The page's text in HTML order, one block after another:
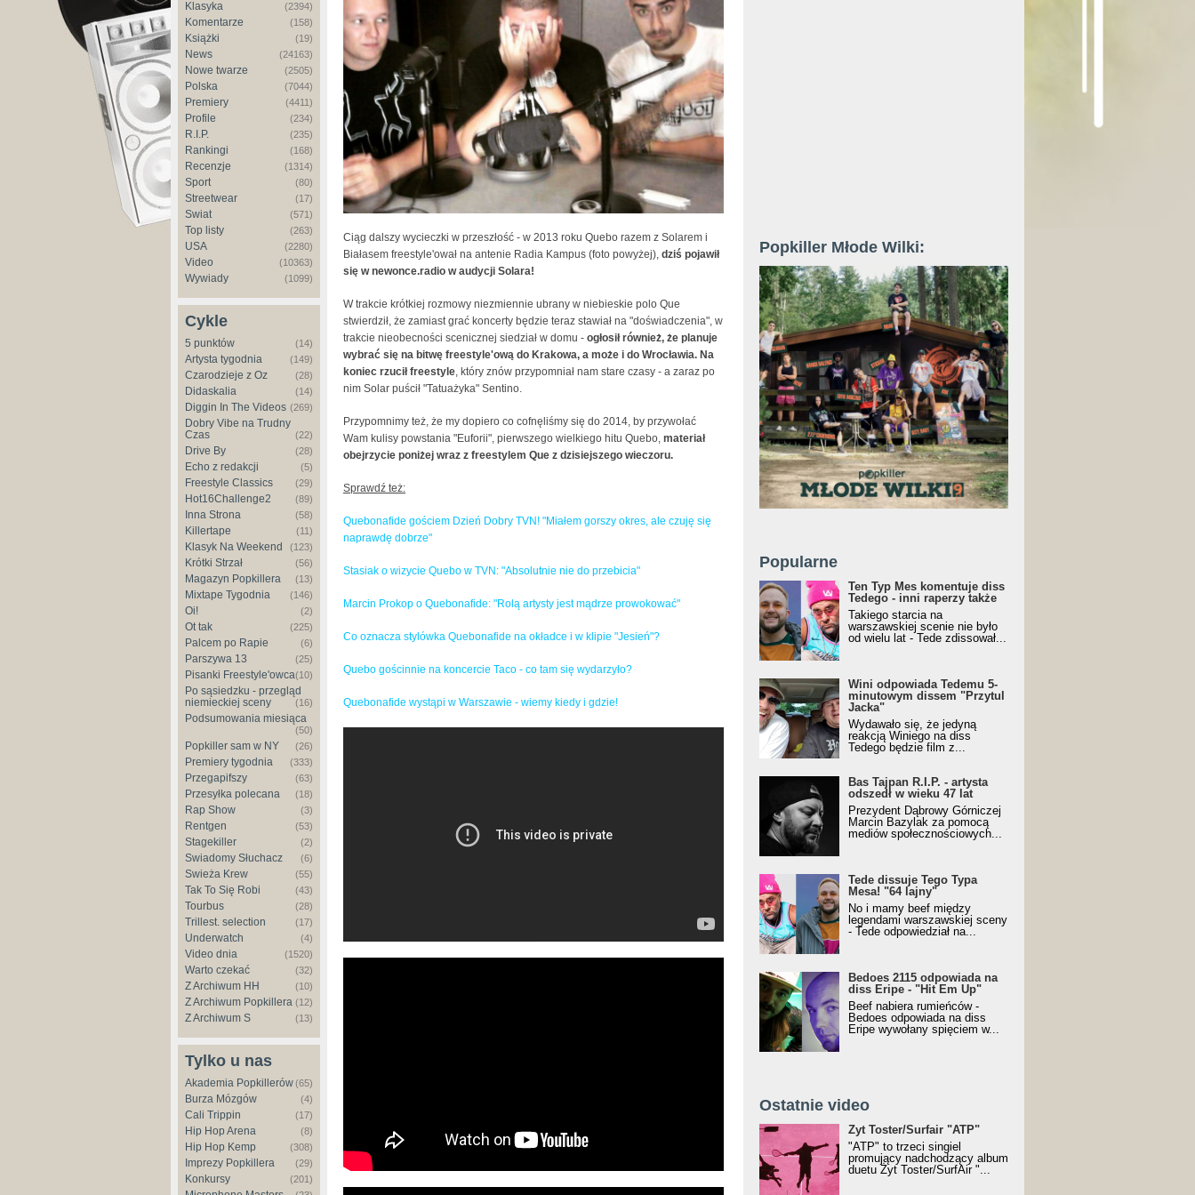
Klasyka (2394)
Komentarze (158)
Książki (19)
News (24163)
Nowe twarze (2505)
Polska (7044)
Premiery (4411)
Profile (234)
R.I.P. (235)
Rankingi (168)
Recenzje (1314)
Sport (80)
Streetwear (17)
Świat (571)
Top listy (263)
USA (2280)
Video (10363)
Wywiady (1099)
Cykle
5 punktów (14)
Artysta tygodnia (149)
Czarodzieje z Oz (28)
Didaskalia (14)
Diggin In The Videos (269)
Dobry Vibe na Trudny
Czas
(22)
Drive By (28)
Echo z redakcji (5)
Freestyle Classics (29)
Hot16Challenge2 (89)
Inna Strona (58)
Killertape (11)
Klasyk Na Weekend (123)
Krótki Strzał (56)
Magazyn Popkillera (13)
Mixtape Tygodnia (146)
Oi! (2)
Ot tak (225)
Palcem po Rapie (6)
Parszywa 13 (25)
Pisanki Freestyle'owca(10)
Po sąsiedzku - przegląd
niemieckiej sceny
(16)
Podsumowania miesiąca
(50)
Popkiller sam w NY (26)
Premiery tygodnia (333)
Przegapifszy (63)
Przesyłka polecana (18)
Rap Show (3)
Rentgen (53)
Stagekiller (2)
Świadomy Słuchacz (6)
Świeża Krew (55)
Tak To Się Robi (43)
Tourbus (28)
Trillest. selection (17)
Underwatch (4)
Video dnia (1520)
Warto czekać (32)
Z Archiwum HH (10)
Z Archiwum Popkillera (12)
Z Archiwum S (13)
Tylko u nas
Akademia Popkillerów(65)
Burza Mózgów (4)
Cali Trippin (17)
Hip Hop Arena (8)
Hip Hop Kemp (308)
Imprezy Popkillera (29)
Konkursy (201)
Ciąg dalszy wycieczki w przeszłość - w 2013 roku Quebo razem z Solarem i
Białasem freestyle'ował na antenie Radia Kampus (foto powyżej), dziś pojawił
się w newonce.radio w audycji Solara!
W trakcie krótkiej rozmowy niezmiennie ubrany w niebieskie polo Que
stwierdził, że zamiast grać koncerty będzie teraz stawiał na "doświadczenia", w
trakcie nieobecności scenicznej siedział w domu - ogłosił również, że planuje
wybrać się na bitwę freestyle'ową do Krakowa, a może i do Wrocławia. Na
koniec rzucił freestyle, który znów przypomniał nam stare czasy - a zaraz po
nim Solar puścił "Tatuażyka" Sentino.
Przypomnimy też, że my dopiero co cofnęliśmy się do 2014, by przywołać
Wam kulisy powstania "Euforii", pierwszego wielkiego hitu Quebo, materiał
obejrzycie poniżej wraz z freestylem Que z dzisiejszego wieczoru.
Sprawdź też:
Quebonafide gościem Dzień Dobry TVN! "Miałem gorszy okres, ale czuję się
naprawdę dobrze"
Stasiak o wizycie Quebo w TVN: "Absolutnie nie do przebicia"
Marcin Prokop o Quebonafide: "Rolą artysty jest mądrze prowokować"
Co oznacza stylówka Quebonafide na okładce i w klipie "Jesień"?
Quebo gościnnie na koncercie Taco - co tam się wydarzyło?
Quebonafide wystąpi w Warszawie - wiemy kiedy i gdzie!
Popkiller Młode Wilki:
Popularne
Ten Typ Mes komentuje diss
Tedego - inni raperzy także
Takiego starcia na
warszawskiej scenie nie było
od wielu lat - Tede zdissował...
Wini odpowiada Tedemu 5-
minutowym dissem "Przytul
Jacka"
Wydawało się, że jedyną
reakcją Winiego na diss
Tedego będzie film z...
Bas Tajpan R.I.P. - artysta
odszedł w wieku 47 lat
Prezydent Dąbrowy Górniczej
Marcin Bazylak za pomocą
mediów społecznościowych...
Tede dissuje Tego Typa
Mesa! "64 lajny"
No i mamy beef między
legendami warszawskiej sceny
- Tede odpowiedział na...
Bedoes 2115 odpowiada na
diss Eripe - "Hit Em Up"
Beef nabiera rumieńców -
Bedoes odpowiada na diss
Eripe wywołany spięciem w...
Ostatnie video
Żyt Toster/SurfAir - ATP VIDEO
Żyt Toster/Surfair "ATP"
"ATP" to trzeci singiel
promujący nadchodzący album
duetu Żyt Toster/SurfAir "...